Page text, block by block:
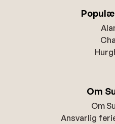
Om
Om
Ansvarlig